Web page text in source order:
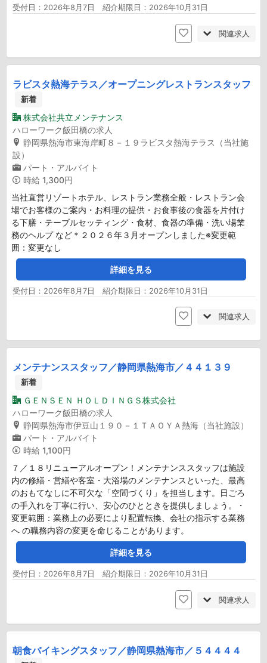
受付日：2026年8月7日 紹介期限日：2026年10月31日
関連求人
ラビスタ熱海テラス／オープニングレストランスタッフ
新着
株式会社共立メンテナンス
ハローワーク飯田橋の求人
静岡県熱海市東海岸町８－１９ラビスタ熱海テラス（当社施
設）
パート・アルバイト
時給 1,300円
当社直営リゾートホテル、レストラン業務全般・レストラン会
場でお客様のご案内・お料理の提供・お食事後の食器を片付け
る下膳・テーブルセッティング・食材、食器の準備・洗い場業
務のヘルプ など＊２０２６年３月オープンしました※変更範
囲：変更なし
詳細を見る
受付日：2026年8月7日 紹介期限日：2026年10月31日
関連求人
メンテナンススタッフ／静岡県熱海市／４４１３９
新着
ＧＥＮＳＥＮ ＨＯＬＤＩＮＧＳ株式会社
ハローワーク飯田橋の求人
静岡県熱海市伊豆山１９０－１ＴＡＯＹＡ熱海（当社施設）
パート・アルバイト
時給 1,100円
７／１８リニューアルオープン！メンテナンススタッフは施設
内の修繕・営繕や客室・大浴場のメンテナンスといった、最高
のおもてなしに不可欠な「空間づくり」を担当します。日ごろ
の手入れを丁寧に行い、安心のひとときを提供しましょう。・
変更範囲：業務上の必要により配置転換、会社の指示する業務
へ の職務内容の変更を命じることがあります。
詳細を見る
受付日：2026年8月7日 紹介期限日：2026年10月31日
関連求人
朝食バイキングスタッフ／静岡県熱海市／５４４４４